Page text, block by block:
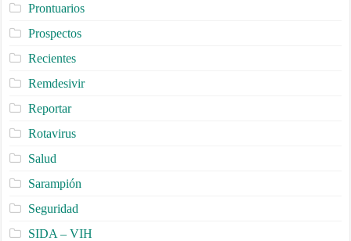
Prontuarios
Prospectos
Recientes
Remdesivir
Reportar
Rotavirus
Salud
Sarampión
Seguridad
SIDA – VIH